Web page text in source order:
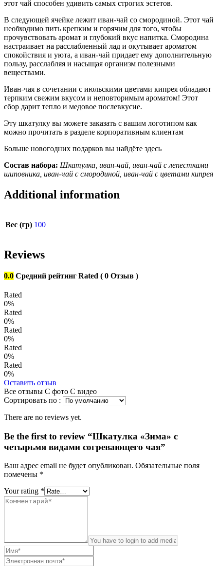
этот чай способен удивить самых строгих эстетов.
В следующей ячейке лежит иван-чай со смородиной. Этот чай
необходимо пить крепким и горячим для того, чтобы
прочувствовать аромат и глубокий вкус напитка. Смородина
настраивает на расслабленный лад и окутывает ароматом
спокойствия и уюта, а иван-чай придает ему дополнительную
пользу, расслабляя и насыщая организм полезными
веществами.
Иван-чая в сочетании с июльскими цветами кипрея обладают
терпким свежим вкусом и неповторимым ароматом! Этот
сбор дарит тепло и медовое послевкусие.
Эту шкатулку вы можете заказать с вашим логотипом как
можно прочитать в разделе корпоративным клиентам
Больше новогодних подарков вы найдёте здесь
Состав набора: Шкатулка, иван-чай, иван-чай с лепестками
шиповника, иван-чай с смородиной, иван-чай с цветами кипрея
Additional information
Вес (гр) 100
Reviews
0.0 Средний рейтинг Rated ( 0 Отзыв )
Rated
0%
Rated
0%
Rated
0%
Rated
0%
Rated
0%
Оставить отзыв
Все отзывы С фото С видео
Сортировать по :
There are no reviews yet.
Be the first to review “Шкатулка «Зима» с
четырьмя видами согревающего чая”
Ваш адрес email не будет опубликован. Обязательные поля
помечены *
Your rating *